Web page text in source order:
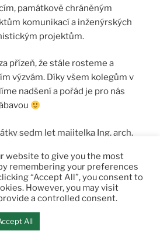
památkově chráněným
komunikací a inženýrských
projektům.
přízeň, že stále rosteme a
výzvám. Díky všem kolegům v
nadšení a pořád je pro nás
sedm let majitelka Ing. arch.
.
website to give you the most
remembering your preferences
“Accept All”, you consent to
However, you may visit
a controlled consent.
All